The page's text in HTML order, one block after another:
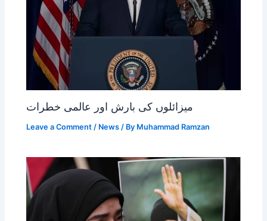
میزائلوں کی بارش اور عالمی خطرات
Leave a Comment / News / By Muhammad Ramzan